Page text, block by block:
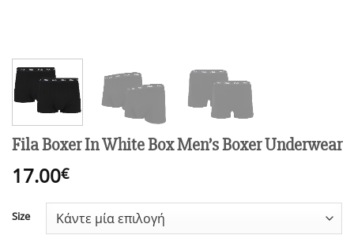
Fila Boxer In White Box Men’s Boxer Underwear
17.00€
Size